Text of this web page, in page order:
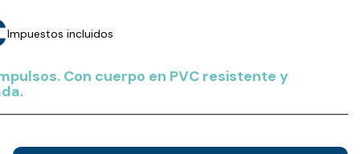
Impuestos incluidos
Con cuerpo en PVC resistente y